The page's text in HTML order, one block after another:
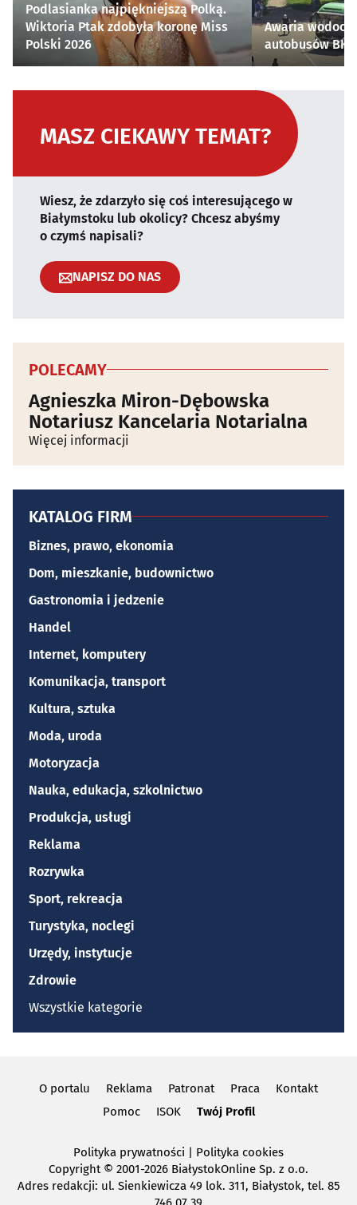
Podlasianka najpiękniejszą Polką.
Wiktoria Ptak zdobyła koronę Miss
Polski 2026
Awaria
autobusów
MASZ CIEKAWY TEMAT?
Wiesz, że zdarzyło się coś interesującego w
Białymstoku lub okolicy? Chcesz abyśmy
o czymś napisali?
NAPISZ DO NAS
POLECAMY
Agnieszka Miron-Dębowska
Notariusz Kancelaria Notarialna
Więcej informacji
KATALOG FIRM
Biznes, prawo, ekonomia
Dom, mieszkanie, budownictwo
Gastronomia i jedzenie
Handel
Internet, komputery
Komunikacja, transport
Kultura, sztuka
Moda, uroda
Motoryzacja
Nauka, edukacja, szkolnictwo
Produkcja, usługi
Reklama
Rozrywka
Sport, rekreacja
Turystyka, noclegi
Urzędy, instytucje
Zdrowie
Wszystkie kategorie
O portalu Reklama Patronat Praca
Kontakt
Pomoc
ISOK Twój Profil
Polityka prywatności | Polityka cookies
Copyright© 2001-2026 BiałystokOnline Sp. z o.o.
Adres redakcji: ul. Sienkiewicza 49 lok. 311, Białystok, tel. 85